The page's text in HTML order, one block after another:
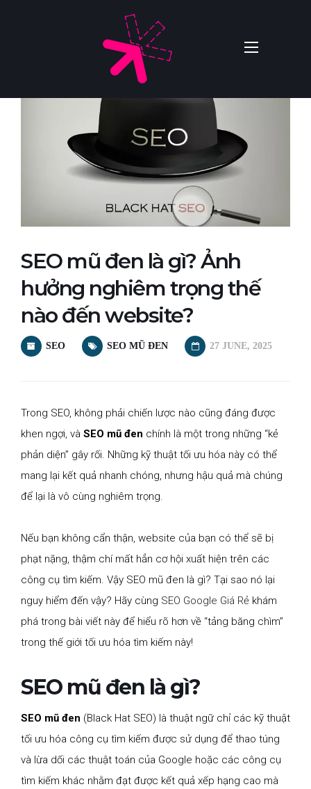
SEO mũ đen là gì? Ảnh
hưởng nghiêm trọng thế
nào đến website?
SEO SEO MŨ ĐEN 27 JUNE, 2025
Trong SEO, không phải chiến lược nào cũng đáng được
khen ngợi, và SEO mũ đen chính là một trong những “kẻ
phản diện” gây rối. Những kỹ thuật tối ưu hóa này có thể
mang lại kết quả nhanh chóng, nhưng hậu quả mà chúng
để lại là vô cùng nghiêm trọng.
Nếu bạn không cẩn thận, website của bạn có thể sẽ bị
phạt nặng, thậm chí mất hẳn cơ hội xuất hiện trên các
công cụ tìm kiếm. Vậy SEO mũ đen là gì? Tại sao nó lại
nguy hiểm đến vậy? Hãy cùng SEO Google Giá Rẻ khám
phá trong bài viết này để hiểu rõ hơn về “tảng băng chìm”
trong thế giới tối ưu hóa tìm kiếm này!
SEO mũ đen là gì?
SEO mũ đen (Black Hat SEO) là thuật ngữ chỉ các kỹ thuật
tối ưu hóa công cụ tìm kiếm được sử dụng để thao túng
và lừa dối các thuật toán của Google hoặc các công cụ
tìm kiếm khác nhằm đạt được kết quả xếp hạng cao mà